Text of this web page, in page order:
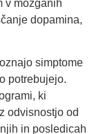
v možganih
dopamina,
simptome
potrebujejo.
ki
odvisnostjo od
in posledicah